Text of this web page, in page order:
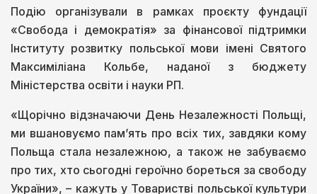
Подію організували в рамках проєкту фундації
«Свобода і демократія» за фінансової підтримки
Інституту розвитку польської мови імені Святого
Максиміліана Кольбе, наданої з бюджету
Міністерства освіти і науки РП.
«Щорічно відзначаючи День Незалежності Польщі,
ми вшановуємо пам’ять про всіх тих, завдяки кому
Польща стала незалежною, а також не забуваємо
про тих, хто сьогодні героїчно бореться за свободу
України», – кажуть у Товаристві польської культури